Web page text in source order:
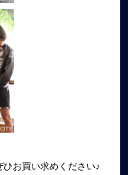
ひお買い求めください♪